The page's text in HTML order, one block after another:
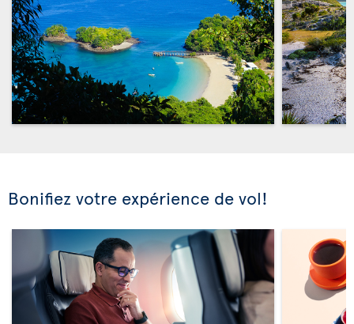
Bonifiez votre expérience de vol!